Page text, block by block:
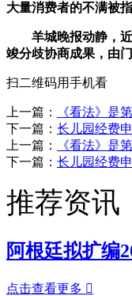
大量消费者的不满被
羊城晚报动静，近
竣分歧协商成果，由
扫二维码用手机看
上一篇： 《看法》是
下一篇： 长儿园经费
上一篇：
《看法》是
下一篇： 长儿园经费
推荐资讯
阿根廷拟扩编
点击查看更多 